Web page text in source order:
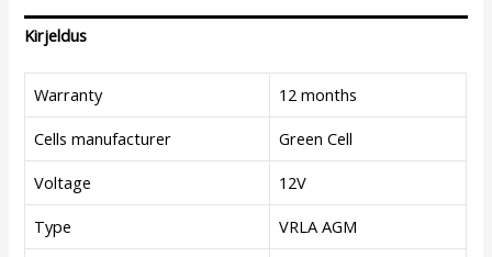
Kirjeldus
Warranty
12 months
Cells manufacturer
Green Cell
Voltage
12V
Type
VRLA AGM